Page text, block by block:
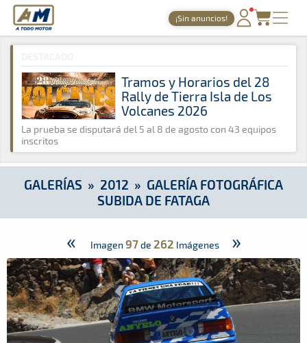
A Todo Motor · Revista del motor desde 1999
¡Sin anuncios!
PORTADA
TIEMPOS ONLINE
NOTICIAS
AGENDA
GALERÍAS
TIENDA
A Todo Motor » Galerías » 2012 » Galería Fotográfica Subida
Tramos y Horarios del 28
Rally de Tierra Isla de Los
Volcanes 2026
La prueba se disputará del 5 al 8 de agosto con 43 equipos
inscritos
GALERÍAS » 2012 » GALERÍA FOTOGRÁFICA
SUBIDA DE FATAGA
« Imagen 97de 262 Imágenes »